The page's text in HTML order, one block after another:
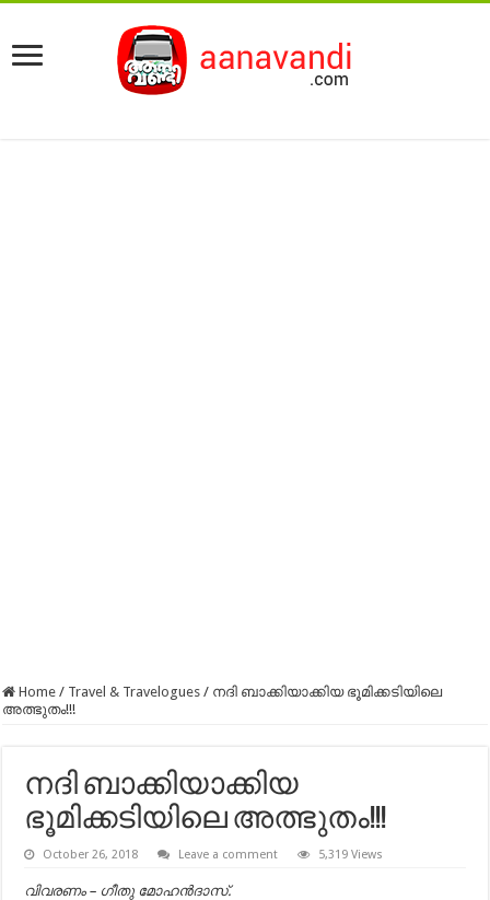
Home / Travel & Travelogues / നദി ബാക്കിയാക്കിയ ഭൂമിക്കടിയിലെ
അത്ഭുതം!!!
നദി ബാക്കിയാക്കിയ
ഭൂമിക്കടിയിലെ അത്ഭുതം!!!
October 26, 2018 Leave a comment 5,319 Views
വിവരണം – ഗീതു മോഹൻദാസ്.